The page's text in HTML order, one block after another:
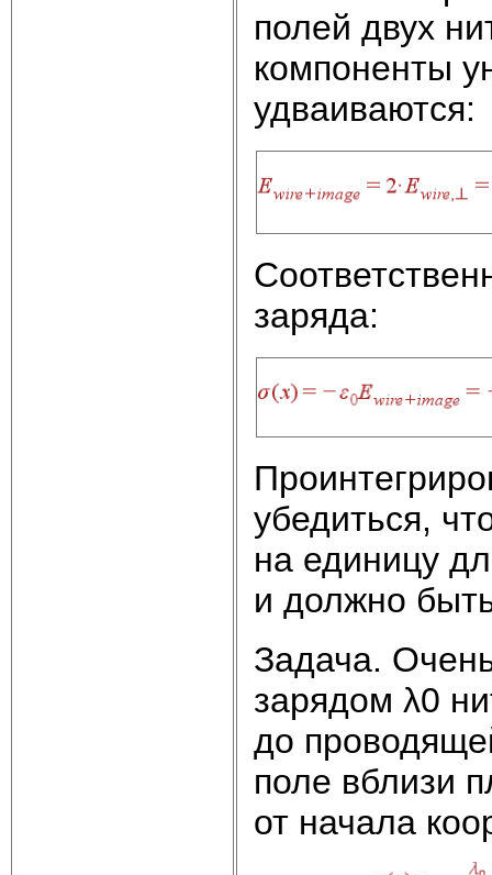
полей двух
компоненты
удваиваются:
заряда:
убедиться,
на единицу
и должно
Задача.
зарядом λ0
до
поле вблизи
от начала